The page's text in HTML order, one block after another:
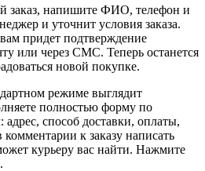
заказ, напишите ФИО, телефон и
и уточнит условия заказа.
придет подтверждение
или через СМС. Теперь останется
новой покупке.
режиме выглядит
полностью форму по
способ доставки, оплаты,
к заказу написать
курьеру вас найти. Нажмите